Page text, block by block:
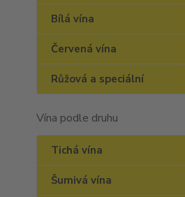
Bílá vína
Červená vína
Růžová a speciální
Vína podle druhu
Tichá vína
Šumivá vína